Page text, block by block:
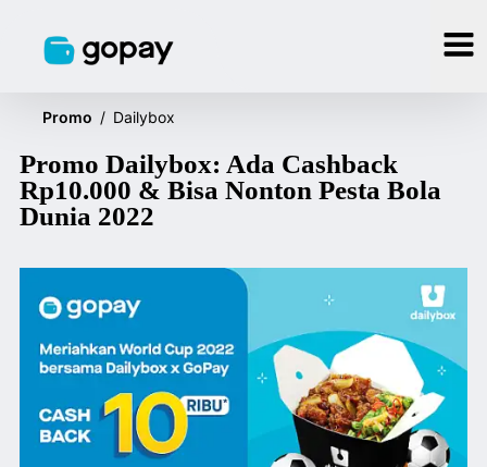
Promo / Dailybox
Promo Dailybox: Ada Cashback
Rp10.000 & Bisa Nonton Pesta Bola
Dunia 2022